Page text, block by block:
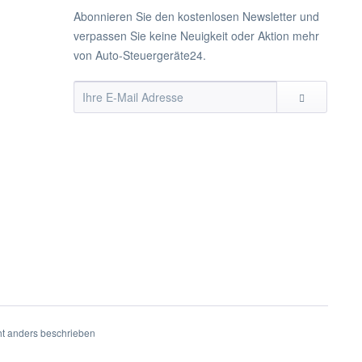
Abonnieren Sie den kostenlosen Newsletter und
verpassen Sie keine Neuigkeit oder Aktion mehr
von Auto-Steuergeräte24.
anders beschrieben